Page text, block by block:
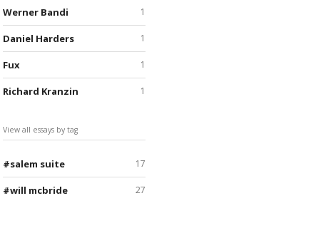
1
Werner Bandi
1
Daniel Harders
1
Fux
1
Richard Kranzin
View all essays by tag
17
salem suite
27
will mcbride